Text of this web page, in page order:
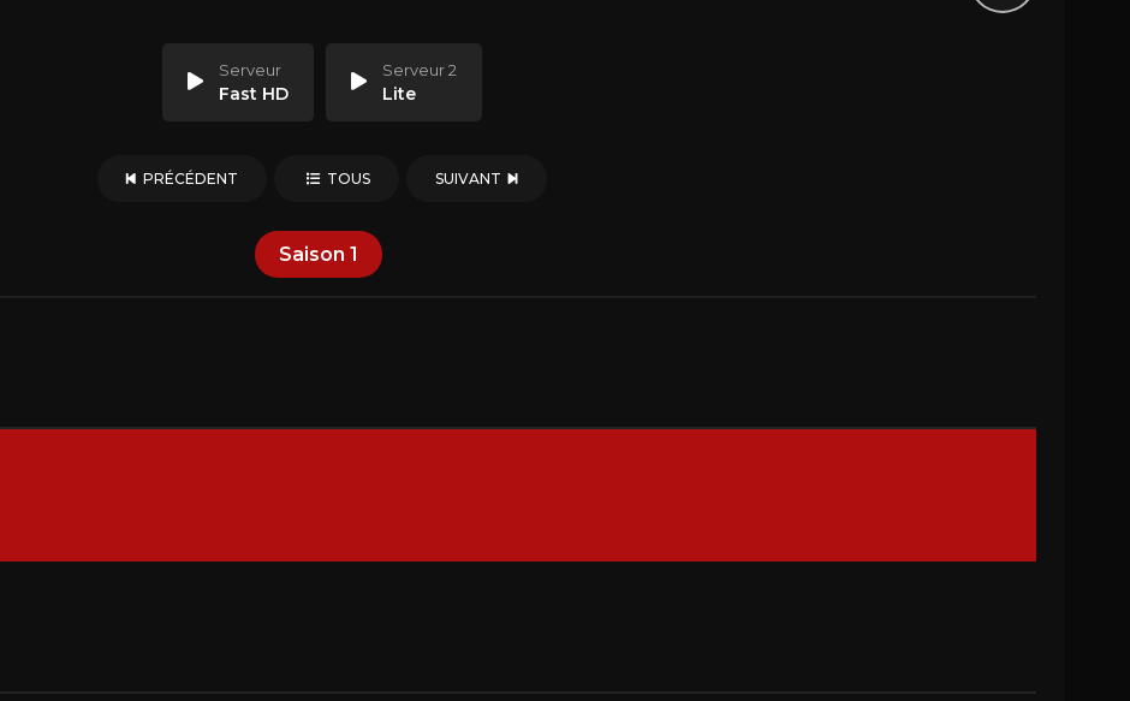
Serveur
Fast HD
Serveur 2
Lite
PRÉCÉDENT TOUS SUIVANT
Saison 1